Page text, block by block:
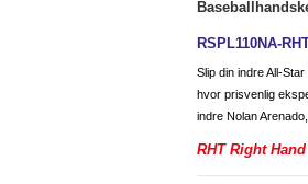
RSPL110NA-
Slip din indre All-
hvor prisvenlig
indre Nolan
RHT Right